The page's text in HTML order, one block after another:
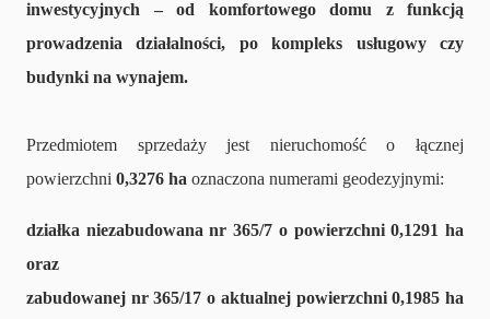
inwestycyjnych – od komfortowego domu z funkcją
prowadzenia działalności, po kompleks usługowy czy
budynki na wynajem.
Przedmiotem sprzedaży jest nieruchomość o łącznej
powierzchni 0,3276 ha oznaczona numerami geodezyjnymi:
działka niezabudowana nr 365/7 o powierzchni 0,1291 ha
oraz
zabudowanej nr 365/17 o aktualnej powierzchni 0,1985 ha